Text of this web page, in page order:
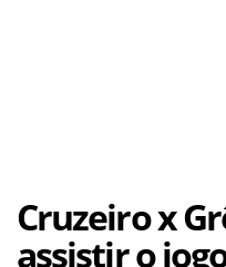
Cruzeiro x
assistir o